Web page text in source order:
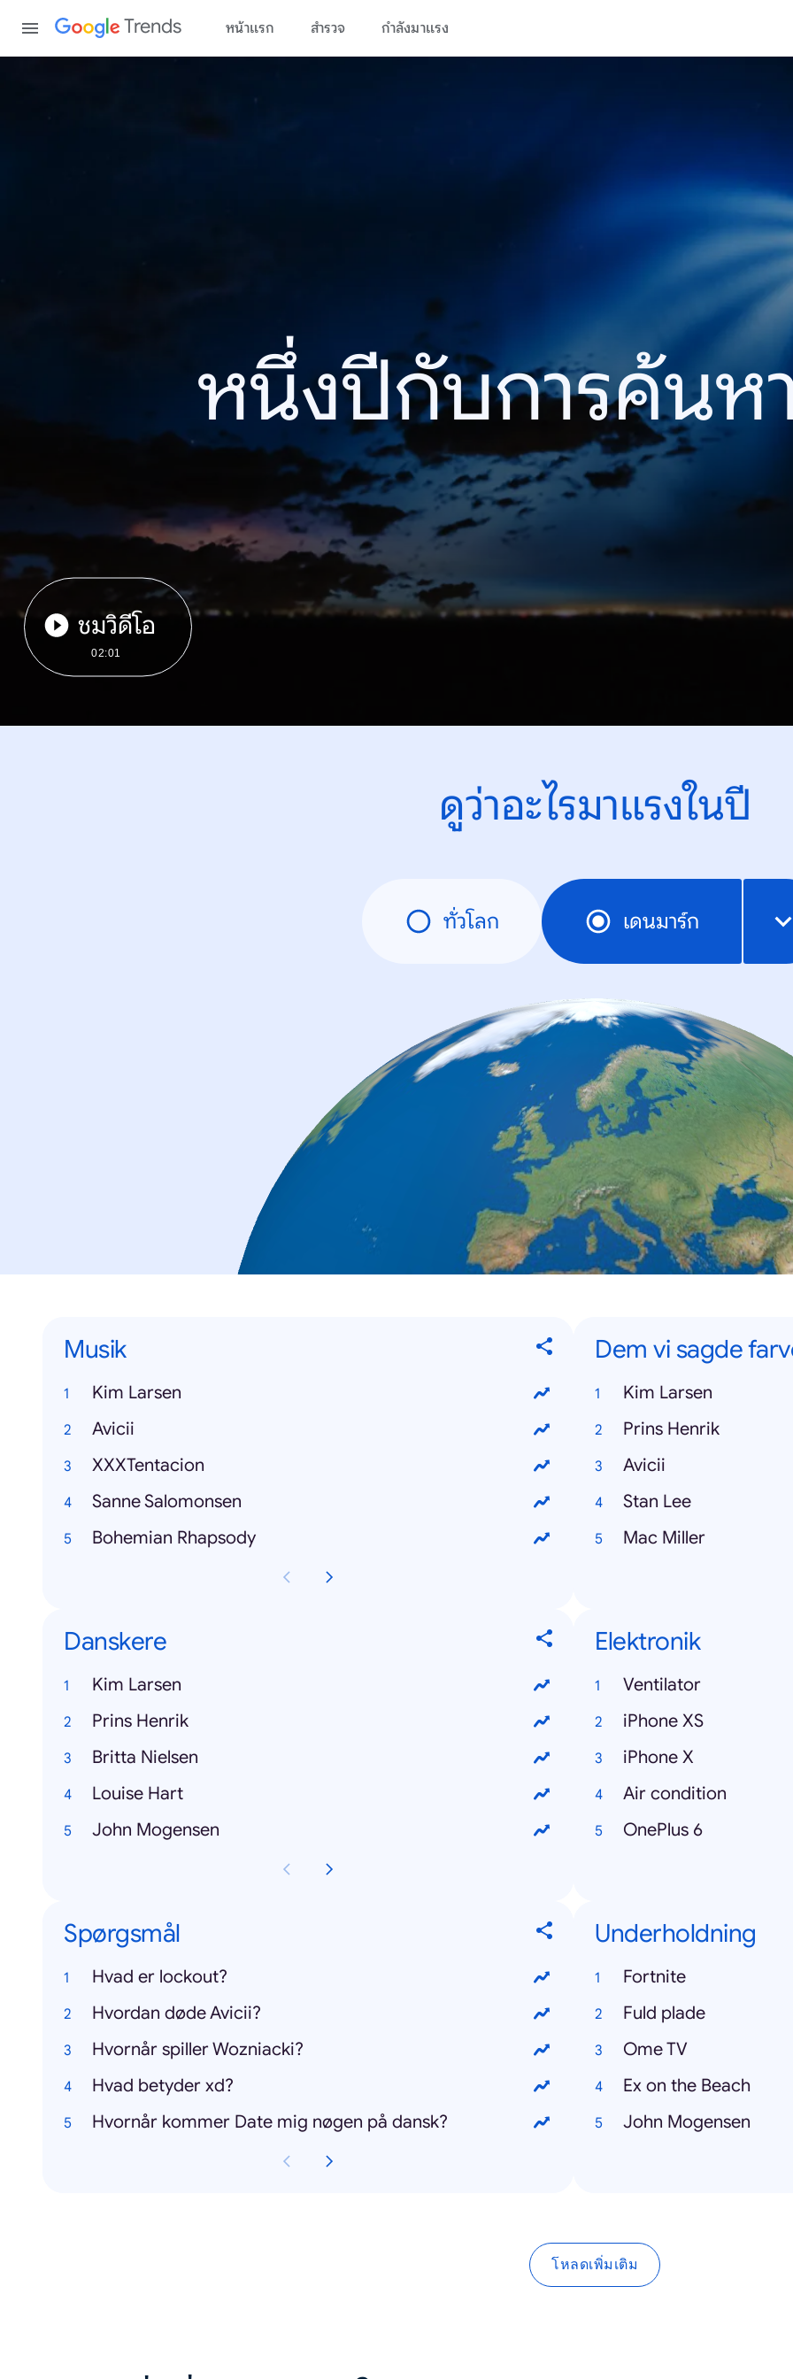
Trends หน้าแรก สำรวจ กำลังมาแรง
หนึ่งปีกับการค้นห
ชมวิดีโอ
02:01
ดูว่าอะไรมาแรงในปี
ทั่วโลก เดนมาร์ก
Musik
Kim Larsen
Avicii
XXXTentacion
Sanne Salomonsen
Bohemian Rhapsody
Dem vi sagde
Kim Larsen
Prins Henrik
Avicii
Stan Lee
Mac Miller
Danskere
Kim Larsen
Prins Henrik
Britta Nielsen
Louise Hart
John Mogensen
Elektronik
Ventilator
iPhone XS
iPhone X
Air condition
OnePlus 6
Spørgsmål
Hvad er lockout?
Hvordan døde Avicii?
Hvornår spiller Wozniacki?
Hvad betyder xd?
Hvornår kommer Date mig nøgen på dansk?
Underholdning
Fortnite
Fuld plade
Ome TV
Ex on the Beach
John Mogensen
โหลดเพิ่มเติม